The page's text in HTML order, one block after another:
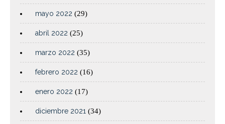
mayo 2022 (29)
abril 2022 (25)
marzo 2022 (35)
febrero 2022 (16)
enero 2022 (17)
diciembre 2021 (34)